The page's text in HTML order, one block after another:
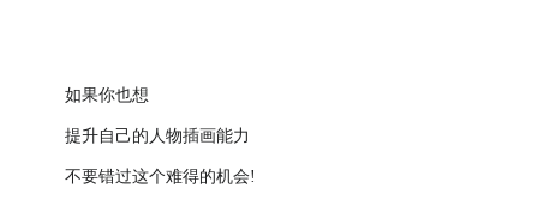
如果你也想
提升自己的人物插画能力
不要错过这个难得的机会!